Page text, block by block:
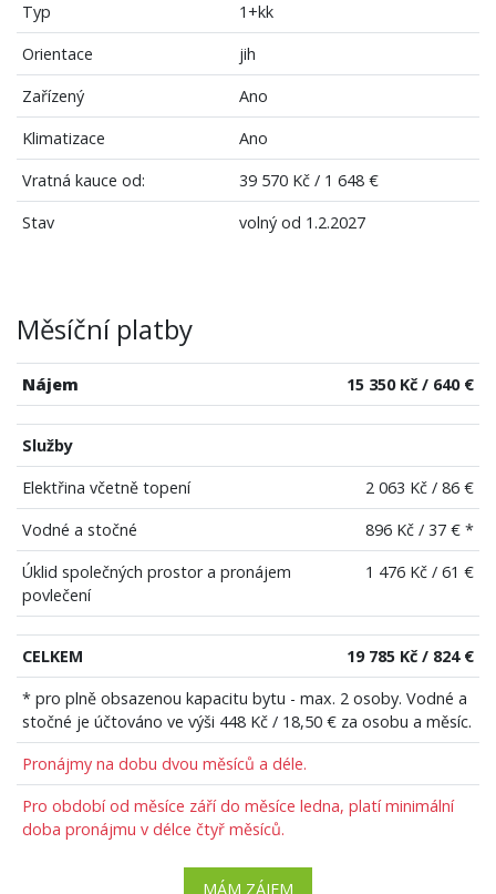
Typ
1+kk
Orientace
jih
Zařízený
Ano
Klimatizace
Ano
Vratná kauce od:
39 570 Kč / 1 648 €
Stav
volný od 1.2.2027
Měsíční platby
Nájem 15 350 Kč / 640 €
Služby
Elektřina včetně topení
2 063 Kč / 86 €
Vodné a stočné
896 Kč / 37 € *
Úklid společných prostor a pronájem
povlečení
1 476 Kč / 61 €
CELKEM
19 785 Kč / 824 €
* pro plně obsazenou kapacitu bytu - max. 2 osoby. Vodné a
stočné je účtováno ve výši 448 Kč / 18,50 € za osobu a měsíc.
Pronájmy na dobu dvou měsíců a déle.
Pro období od měsíce září do měsíce ledna, platí minimální
doba pronájmu v délce čtyř měsíců.
MÁM ZÁJEM